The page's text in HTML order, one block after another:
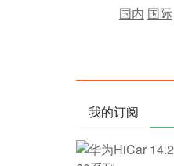
国内 国际
我的订阅